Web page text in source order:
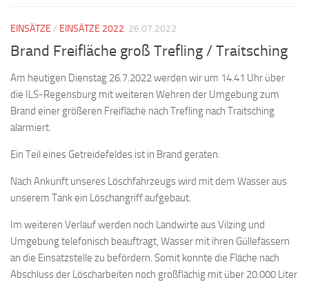
EINSÄTZE / EINSÄTZE 2022 26.07.2022
Brand Freifläche groß Trefling / Traitsching
Am heutigen Dienstag 26.7.2022 werden wir um 14.41 Uhr über
die ILS-Regensburg mit weiteren Wehren der Umgebung zum
Brand einer größeren Freifläche nach Trefling nach Traitsching
alarmiert.
Ein Teil eines Getreidefeldes ist in Brand geraten.
Nach Ankunft unseres Löschfahrzeugs wird mit dem Wasser aus
unserem Tank ein Löschangriff aufgebaut.
Im weiteren Verlauf werden noch Landwirte aus Vilzing und
Umgebung telefonisch beauftragt, Wasser mit ihren Güllefässern
an die Einsatzstelle zu befördern. Somit konnte die Fläche nach
Abschluss der Löscharbeiten noch großflächig mit über 20.000 Liter